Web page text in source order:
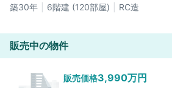
築30年
6階建 (120部屋) RC造
販売中の物件
販売価格3,990万円